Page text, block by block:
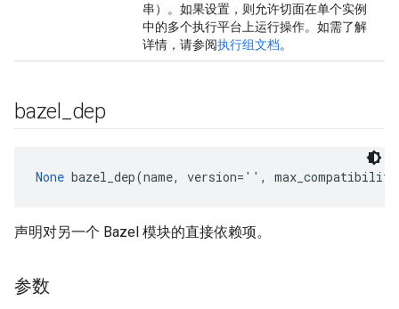
串）。 如果设置，则允许切面在单个实例
中的多个执行平台上运行操作。如需了解
详情，请参阅执行组文档。
bazel dep
None bazel_dep(name, version='',
声明对另一个 Bazel 模块的直接依赖项。
参数